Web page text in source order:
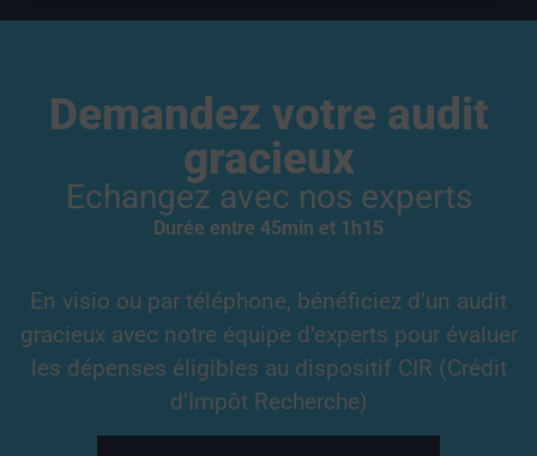
Demandez votre audit
gracieux
Echangez avec nos experts
Durée entre 45min et 1h15
En visio ou par téléphone, bénéficiez d’un audit
gracieux avec notre équipe d’experts pour évaluer
les dépenses éligibles au dispositif CIR (Crédit
d’Impôt Recherche)